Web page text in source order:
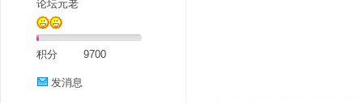
论坛元老
积分 9700
发消息